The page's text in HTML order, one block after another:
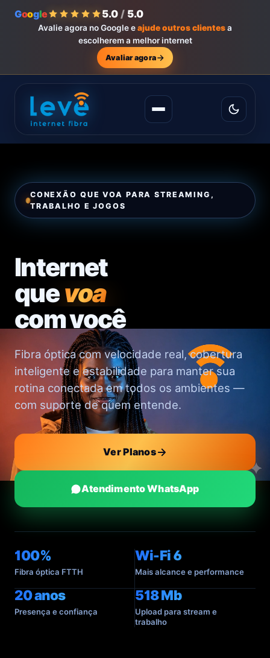
Google 5.0 / 5.0
Avalie agora no Google eajude outros clientesa
escolherem a melhor internet
Avaliar agora
CONEXÃO QUE VOA PARA STREAMING,
TRABALHO E JOGOS
Internet
quevoa
com você
Fibra óptica com velocidade real, cobertura
inteligente e estabilidade para manter sua
rotina conectada em todos os ambientes —
com suporte de quem entende.
Ver Planos
Atendimento WhatsApp
100%
Fibra óptica FTTH
Wi-Fi 6
Mais alcance e performance
20 anos
Presença e confiança
518 Mb
Upload para stream e
trabalho